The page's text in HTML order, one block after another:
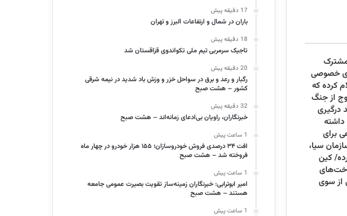
خصوصی
کرده که
از جنگ
درگیری
برای
سیا،
کین
از سوی
17 دقیقه پیش
باران در شمال و ارتفاعات البرز و تهران
18 دقیقه پیش
تاجیک سرمربی تیم ملی تکواندوی قزاقستان شد
20 دقیقه پیش
رگبار و رعد و برق در سواحل خزر و وزش باد شدید در نیمه شرقی
کشور – هشت صبح
32 دقیقه پیش
خبرنگاران، راویان بی‌ادعای زمانه‌اند – هشت صبح
1 ساعت پیش
افت ۳۴ درصدی فروش خودروسازان؛ ۱۵۵ هزار خودرو در چهار ماه
فروخته شد – هشت صبح
1 ساعت پیش
امیر ابوترابی: خبرنگاران زمینه‌ساز تقویت بصیرت عمومی جامعه
هستند – هشت صبح
1 ساعت پیش